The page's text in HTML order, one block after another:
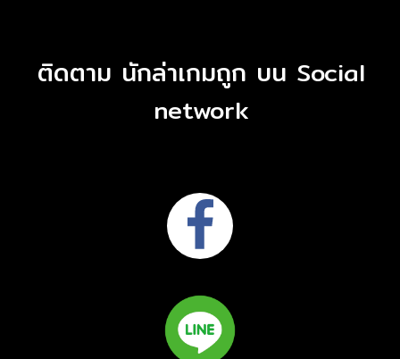
ติดตาม นักล่าเกมถูก บน Social
network